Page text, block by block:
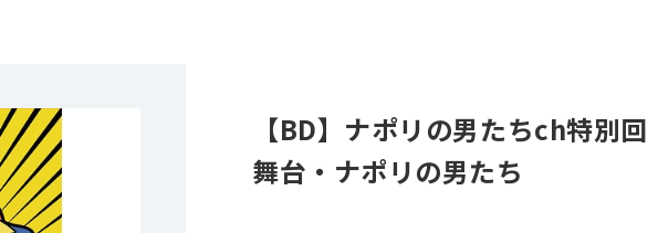
【BD】ナポリの男たちch特別回
舞台・ナポリの男たち